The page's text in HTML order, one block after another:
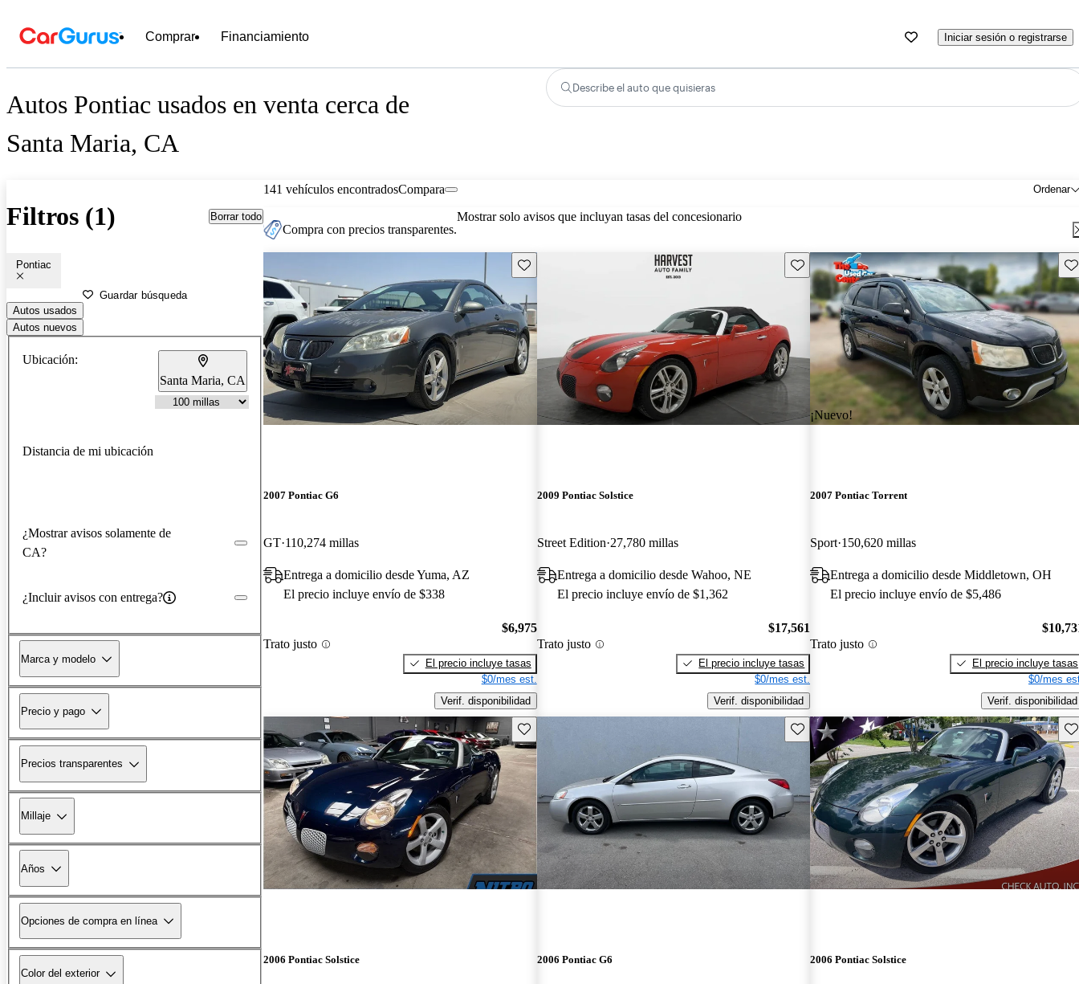
Comprar Financiamiento Iniciar sesión o registrarse
Autos Pontiac usados en venta cerca de
Santa Maria, CA
Describe el auto que quisieras
Filtros (1) Borrar todo
Pontiac
Guardar búsqueda
Autos usados
Autos nuevos
Ubicación:
Santa Maria, CA
Distancia de mi ubicación
¿Mostrar avisos solamente de
CA?
¿Incluir avisos con entrega?
Marca y modelo
Precio y pago
Precios transparentes
Millaje
Años
Opciones de compra en línea
Color del exterior
141 vehículos encontrados Ordenar
Compara
Compra con precios transparentes.
Mostrar solo avisos que incluyan tasas del concesionario
Guarda este Aviso
2007 Pontiac G6
GT 110,274 millas
Entrega a domicilio desde Yuma, AZ
El precio incluye envío de $338
Trato justo
$6,975
El precio incluye tasas
$0/mes est.
Verif. disponibilidad
Guarda este Aviso
2009 Pontiac Solstice
Street Edition 27,780 millas
Entrega a domicilio desde Wahoo, NE
El precio incluye envío de $1,362
Trato justo
$17,561
El precio incluye tasas
$0/mes est.
Verif. disponibilidad
¡Nuevo!
2007 Pontiac Torrent
Sport 150,620 millas
Entrega a domicilio desde Middletown, OH
El precio incluye envío de $5,486
Trato justo
El precio incluye tasas
$0/mes
Verif. disponibilidad
Guarda este Aviso
2006 Pontiac Solstice
Guarda este Aviso
2006 Pontiac G6 2006 Pontiac Solstice